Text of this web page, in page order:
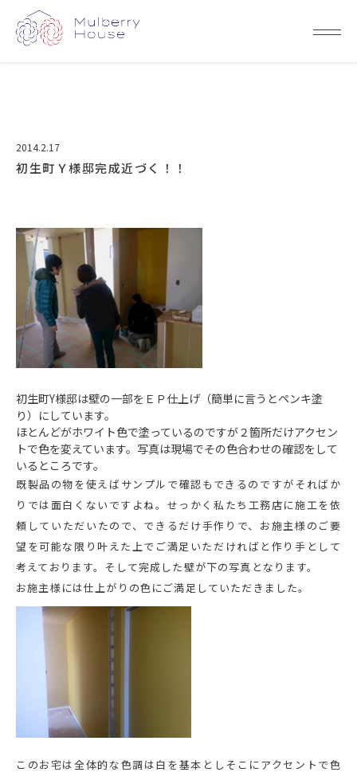
2014.2.17
初生町Ｙ様邸完成近づく！！
初生町Y様邸は壁の一部をＥＰ仕上げ（簡単に言うとペンキ塗
り）にしています。
ほとんどがホワイト色で塗っているのですが２箇所だけアクセン
トで色を変えています。写真は現場でその色合わせの確認をして
いるところです。
既製品の物を使えばサンプルで確認もできるのですがそればか
りでは面白くないですよね。せっかく私たち工務店に施工を依
頼していただいたので、できるだけ手作りで、お施主様のご要
望を可能な限り叶えた上でご満足いただければと作り手として
考えております。そして完成した壁が下の写真となります。
お施主様には仕上がりの色にご満足していただきました。
このお宅は全体的な色調は白を基本としそこにアクセントで色